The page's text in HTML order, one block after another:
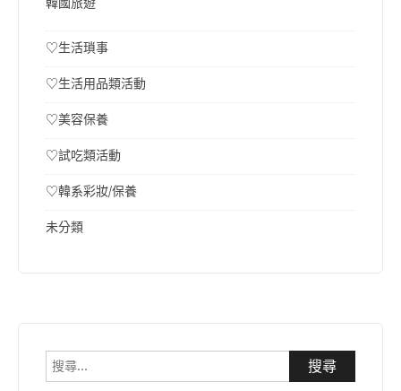
♡生活瑣事
♡生活用品類活動
♡美容保養
♡試吃類活動
♡韓系彩妝/保養
未分類
搜